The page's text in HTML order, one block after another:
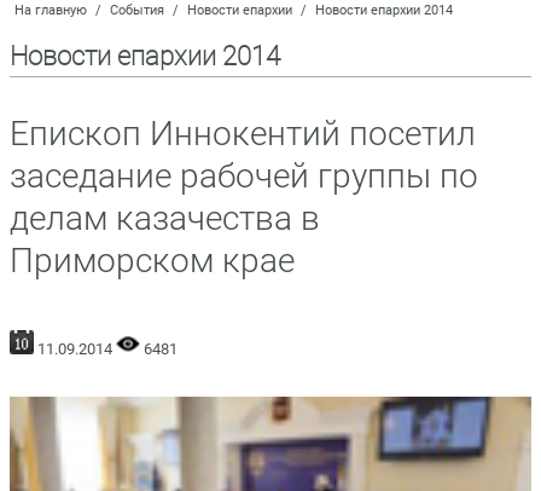
На главную / События / Новости епархии / Новости епархии 2014
Новости епархии 2014
Епископ Иннокентий посетил
заседание рабочей группы по
делам казачества в
Приморском крае
11.09.2014 6481